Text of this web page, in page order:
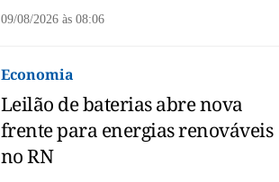
09/08/2026 às08:06
Economia
Leilão de baterias abre nova
frente para energias renováveis
no RN